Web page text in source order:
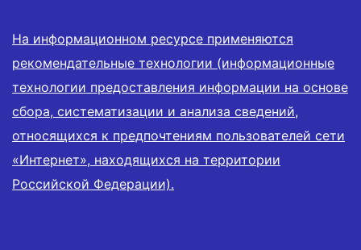
На информационном ресурсе применяются
рекомендательные технологии (информационные
технологии предоставления информации на основе
сбора, систематизации и анализа сведений,
относящихся к предпочтениям пользователей сети
«Интернет», находящихся на территории
Российской Федерации).